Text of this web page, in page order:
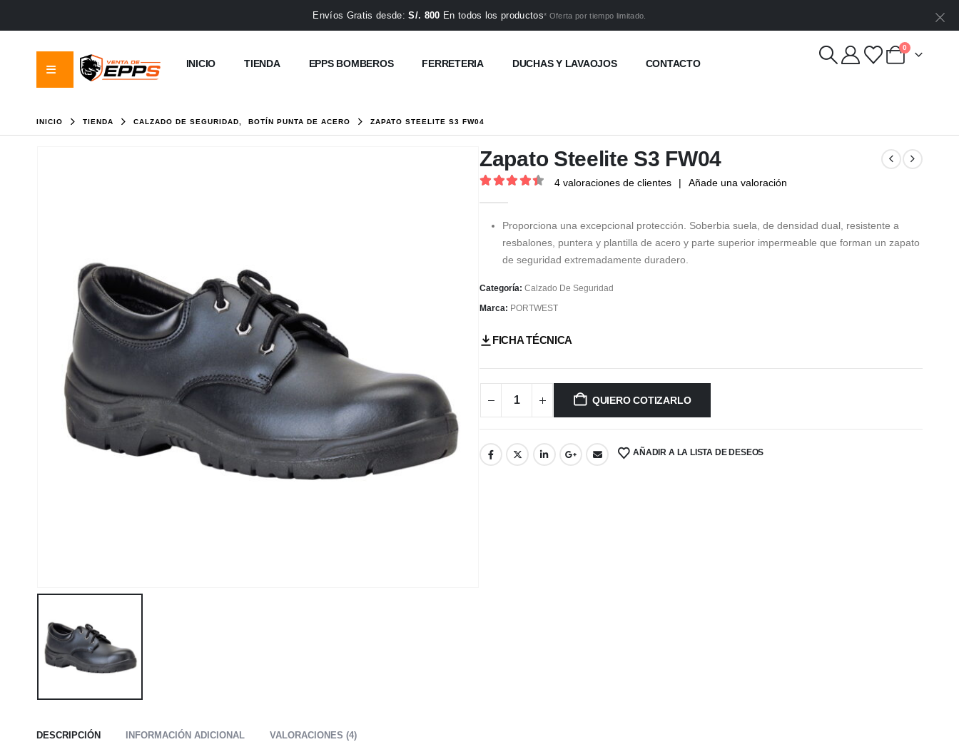
Envíos Gratis desde:S/. 800 En todos los productos* Oferta por tiempo limitado.
INICIO TIENDA EPPS BOMBEROS FERRETERIA DUCHAS Y LAVAOJOS CONTACTO
0
INICIO TIENDA CALZADO DE SEGURIDAD BOTÍN PUNTA DE ACERO ZAPATO STEELITE S3 FW04
Zapato Steelite S3 FW04
4valoraciones de clientes | Añade una valoración
Proporciona una excepcional protección. Soberbia suela, de densidad dual, resistente a
resbalones, puntera y plantilla de acero y parte superior impermeable que forman un zapato
de seguridad extremadamente duradero.
Categoría: Calzado De Seguridad
Marca: PORTWEST
FICHA TÉCNICA
QUIERO COTIZARLO
AÑADIR A LA LISTA DE DESEOS
DESCRIPCIÓN INFORMACIÓN ADICIONAL VALORACIONES (4)